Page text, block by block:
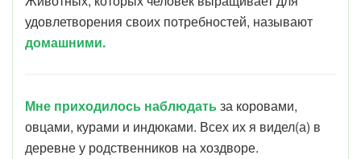
удовлетворения своих потребностей, называют
домашними.
Мне приходилось наблюдатьза коровами,
овцами, курами и индюками. Всех их я видел(а) в
деревне у родственников на хоздворе.